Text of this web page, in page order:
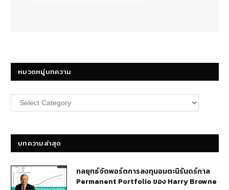
หมวดหมู่บทความ
หมวด
หมู่
บทความล่าสุด
กลยุทธ์​จัดพอร์ตการลงทุนอมตะนิรันดร์กาล
Permanent Portfolio ของ Harry Browne